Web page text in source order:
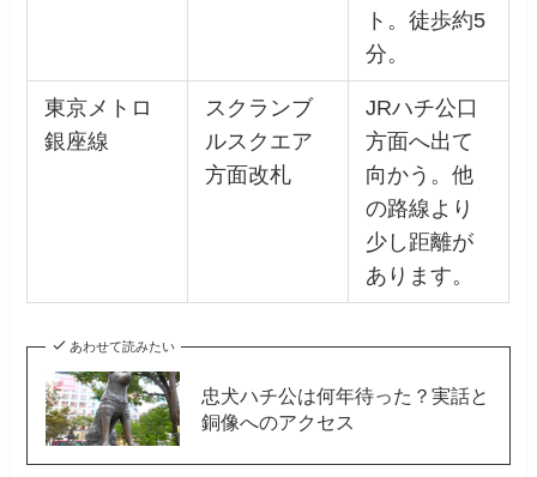
ト。徒歩約5
分。
東京メトロ
銀座線
スクランブ
ルスクエア
方面改札
JRハチ公口
方面へ出て
向かう。他
の路線より
少し距離が
あります。
あわせて読みたい
忠犬ハチ公は何年待った？実話と
銅像へのアクセス